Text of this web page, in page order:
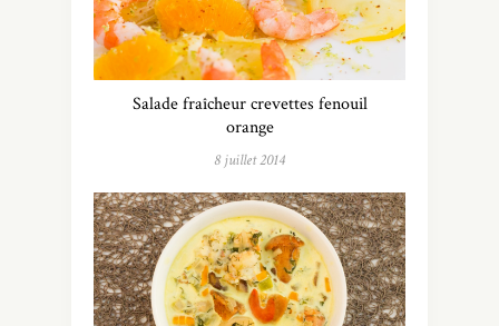
Salade fraîcheur crevettes fenouil
orange
8 juillet 2014